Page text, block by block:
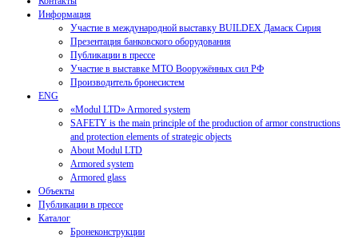
Информация
Участие в международной выставку BUILDEX Дамаск Сирия
Презентация банковского оборудования
Публикации в прессе
Участие в выставке МТО Вооружённых сил РФ
Производитель бронесистем
ENG
«Modul LTD» Armored system
SAFETY is the main principle of the production of armor constructions
and protection elements of strategic objects
About Modul LTD
Armored system
Armored glass
Объекты
Публикации в прессе
Каталог
Бронеконструкции